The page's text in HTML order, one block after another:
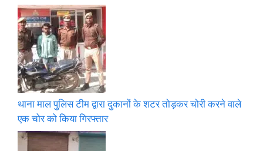
थाना माल पुलिस टीम द्वारा दुकानों के शटर तोड़कर चोरी करने वाले
एक चोर को किया गिरफ्तार